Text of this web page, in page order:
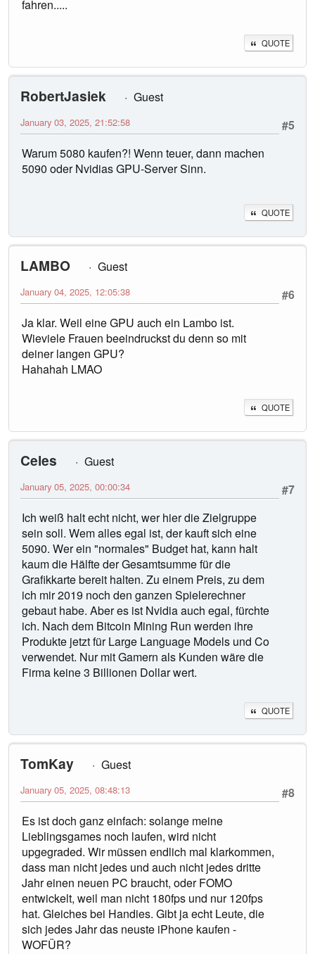
fahren.....
QUOTE
RobertJasiek
Guest
#5
January 03, 2025, 21:52:58
Warum 5080 kaufen?! Wenn teuer, dann machen
5090 oder Nvidias GPU-Server Sinn.
QUOTE
LAMBO
Guest
#6
January 04, 2025, 12:05:38
Ja klar. Weil eine GPU auch ein Lambo ist.
Wieviele Frauen beeindruckst du denn so mit
deiner langen GPU?
Hahahah LMAO
QUOTE
Celes
Guest
#7
January 05, 2025, 00:00:34
Ich weiß halt echt nicht, wer hier die Zielgruppe
sein soll. Wem alles egal ist, der kauft sich eine
5090. Wer ein "normales" Budget hat, kann halt
kaum die Hälfte der Gesamtsumme für die
Grafikkarte bereit halten. Zu einem Preis, zu dem
ich mir 2019 noch den ganzen Spielerechner
gebaut habe. Aber es ist Nvidia auch egal, fürchte
ich. Nach dem Bitcoin Mining Run werden ihre
Produkte jetzt für Large Language Models und Co
verwendet. Nur mit Gamern als Kunden wäre die
Firma keine 3 Billionen Dollar wert.
QUOTE
TomKay
Guest
#8
January 05, 2025, 08:48:13
Es ist doch ganz einfach: solange meine
Lieblingsgames noch laufen, wird nicht
upgegraded. Wir müssen endlich mal klarkommen,
dass man nicht jedes und auch nicht jedes dritte
Jahr einen neuen PC braucht, oder FOMO
entwickelt, weil man nicht 180fps und nur 120fps
hat. Gleiches bei Handies. Gibt ja echt Leute, die
sich jedes Jahr das neuste iPhone kaufen -
WOFÜR?